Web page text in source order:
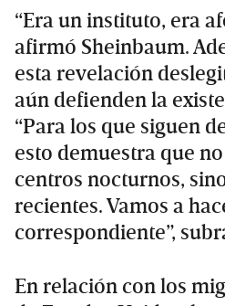
“Era un instituto, era
afirmó Sheinbaum.
esta revelación
aún defienden la
“Para los que siguen
esto demuestra que
centros nocturnos,
recientes. Vamos a
correspondiente”,
En relación con los